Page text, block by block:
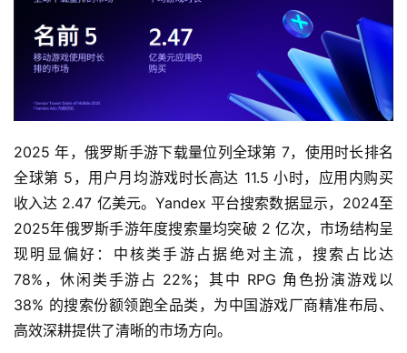
休
闲
游
戏
2
0
2
5
2025 年，俄罗斯手游下载量位列全球第 7，使用时长排名
全球第 5，用户月均游戏时长高达 11.5 小时，应用内购买
收入达 2.47 亿美元。Yandex 平台搜索数据显示，2024至
2025年俄罗斯手游年度搜索量均突破 2 亿次，市场结构呈
现明显偏好：中核类手游占据绝对主流，搜索占比达
78%，休闲类手游占 22%；其中 RPG 角色扮演游戏以
38% 的搜索份额领跑全品类，为中国游戏厂商精准布局、
高效深耕提供了清晰的市场方向。